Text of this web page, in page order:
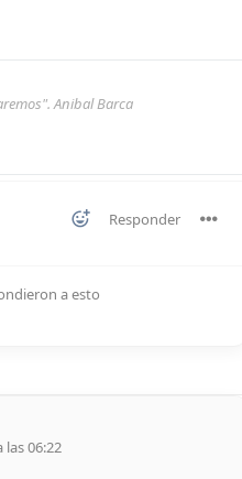
Anibal Barca
Responder
a esto
las 06:22